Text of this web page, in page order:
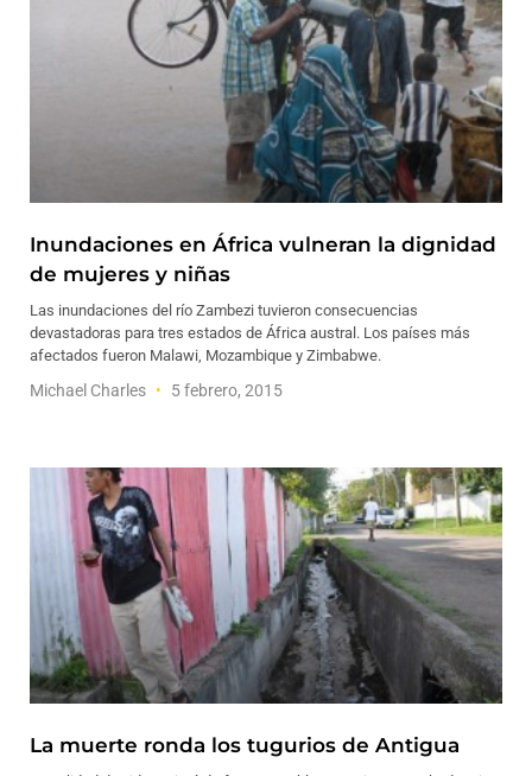
Inundaciones en África vulneran la dignidad
de mujeres y niñas
Las inundaciones del río Zambezi tuvieron consecuencias
devastadoras para tres estados de África austral. Los países más
afectados fueron Malawi, Mozambique y Zimbabwe.
Michael Charles 5 febrero, 2015
La muerte ronda los tugurios de Antigua